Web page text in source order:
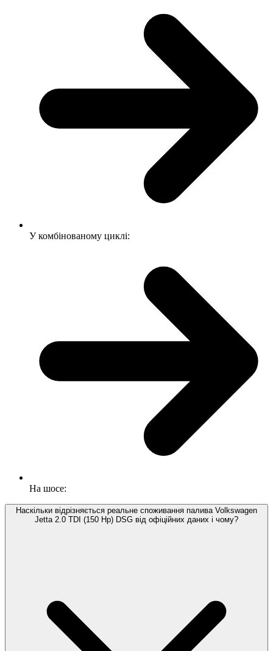
У комбінованому циклі:
На шосе:
Наскільки відрізняється реальне споживання палива Volkswagen
Jetta 2.0 TDI (150 Hp) DSG від офіційних даних і чому?